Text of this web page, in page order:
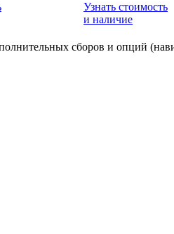
Узнать стоимость
и наличие
сборов и опций